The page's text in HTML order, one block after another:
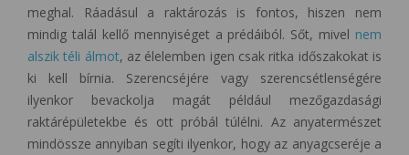
meghal. Ráadásul a raktározás is fontos, hiszen nem
mindig talál kellő mennyiséget a prédáiból. Sőt, mivel nem
alszik téli álmot, az élelemben igen csak ritka időszakokat is
ki kell bírnia. Szerencséjére vagy szerencsétlenségére
ilyenkor bevackolja magát például mezőgazdasági
raktárépületekbe és ott próbál túlélni. Az anyatermészet
mindössze annyiban segíti ilyenkor, hogy az anyagcseréje a